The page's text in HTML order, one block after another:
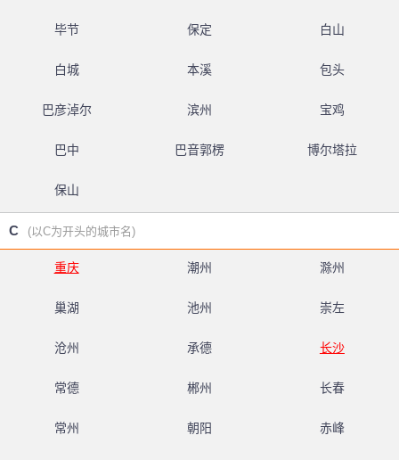
毕节 保定 白山
白城 本溪 包头
巴彦淖尔 滨州 宝鸡
巴中 巴音郭楞 博尔塔拉
保山
C (以C为开头的城市名)
重庆 潮州 滁州
巢湖 池州 崇左
沧州 承德 长沙
常德 郴州 长春
常州 朝阳 赤峰